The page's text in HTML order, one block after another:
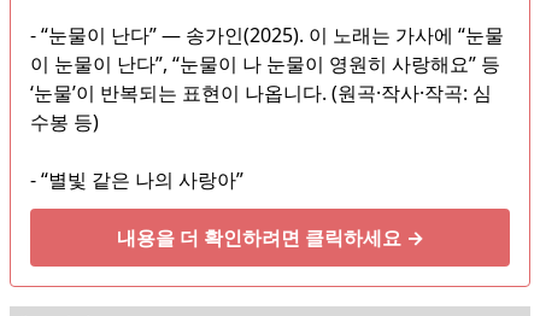
- “눈물이 난다” — 송가인(2025). 이 노래는 가사에 “눈물
이 눈물이 난다”, “눈물이 나 눈물이 영원히 사랑해요” 등
‘눈물’이 반복되는 표현이 나옵니다. (원곡·작사·작곡: 심
수봉 등)
- “별빛 같은 나의 사랑아”
내용을 더 확인하려면 클릭하세요 →